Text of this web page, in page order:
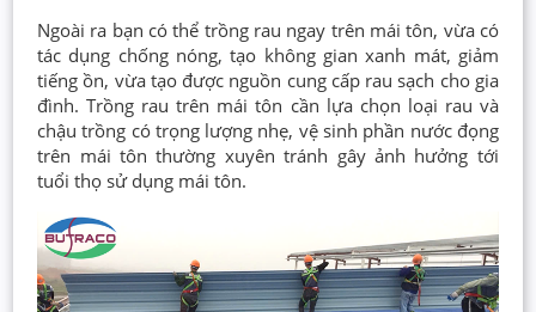
Ngoài ra bạn có thể trồng rau ngay trên mái tôn, vừa có
tác dụng chống nóng, tạo không gian xanh mát, giảm
tiếng ồn, vừa tạo được nguồn cung cấp rau sạch cho gia
đình. Trồng rau trên mái tôn cần lựa chọn loại rau và
chậu trồng có trọng lượng nhẹ, vệ sinh phần nước đọng
trên mái tôn thường xuyên tránh gây ảnh hưởng tới
tuổi thọ sử dụng mái tôn.